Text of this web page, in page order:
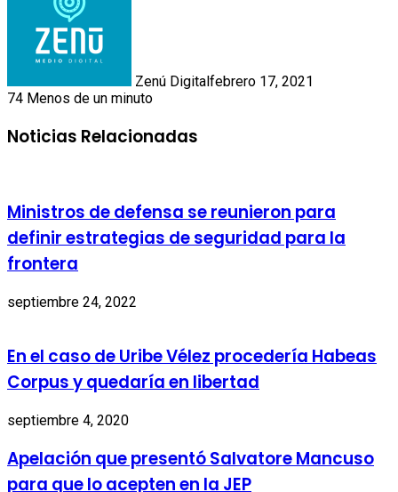
Zenú Digitalfebrero 17, 2021
74 Menos de un minuto
Noticias Relacionadas
Ministros de defensa se reunieron para
definir estrategias de seguridad para la
frontera
septiembre 24, 2022
En el caso de Uribe Vélez procedería Habeas
Corpus y quedaría en libertad
septiembre 4, 2020
Apelación que presentó Salvatore Mancuso
para que lo acepten en la JEP